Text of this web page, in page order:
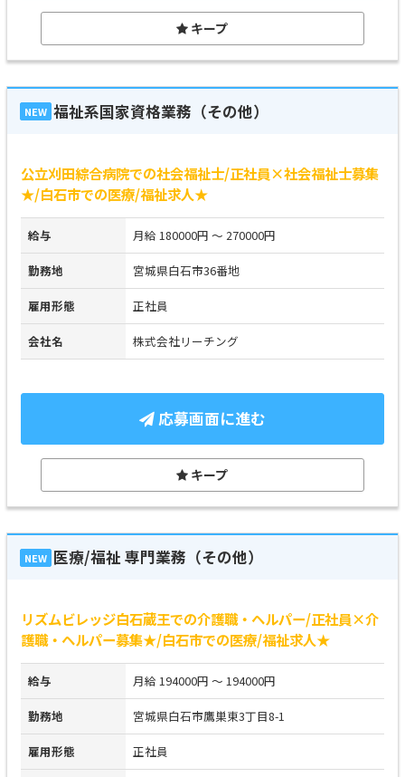
キープ
NEW 福祉系国家資格業務（その他）
公立刈田綜合病院での社会福祉士/正社員×社会福祉士募集
★/白石市での医療/福祉求人★
給与 月給 180000円 ～ 270000円
勤務地 宮城県白石市36番地
雇用形態 正社員
会社名 株式会社リーチング
応募画面に進む
キープ
NEW 医療/福祉 専門業務（その他）
リズムビレッジ白石蔵王での介護職・ヘルパー/正社員×介
護職・ヘルパー募集★/白石市での医療/福祉求人★
給与 月給 194000円 ～ 194000円
勤務地 宮城県白石市鷹巣東3丁目8-1
雇用形態 正社員